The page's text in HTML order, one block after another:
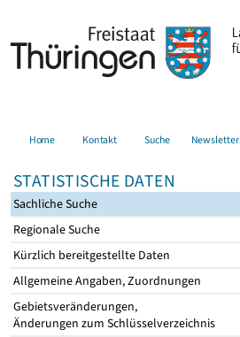
Home Kontakt Suche Newsletter
STATISTISCHE DATEN
Sachliche Suche
Regionale Suche
Kürzlich bereitgestellte Daten
Allgemeine Angaben, Zuordnungen
Gebietsveränderungen,
Änderungen zum Schlüsselverzeichnis